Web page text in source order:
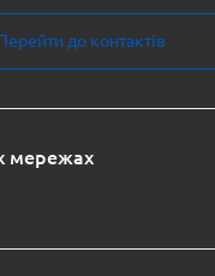
до контактів
мережах